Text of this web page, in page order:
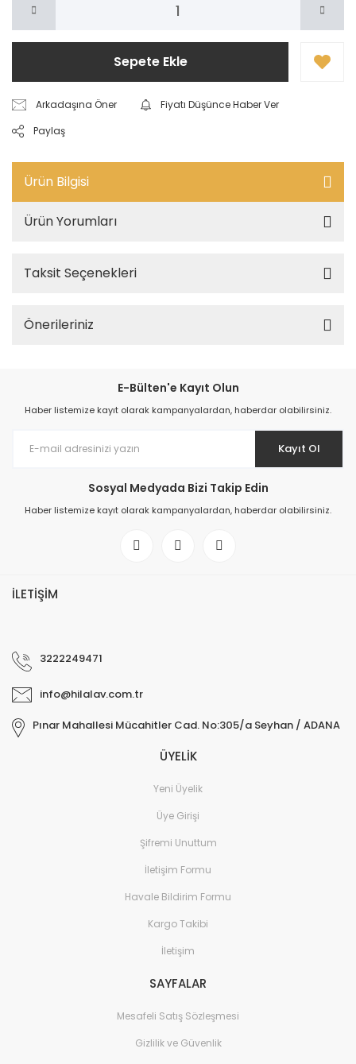
Sepete Ekle
Arkadaşına Öner
Fiyatı Düşünce Haber Ver
Paylaş
Ürün Bilgisi
Ürün Yorumları
Taksit Seçenekleri
Önerileriniz
E-Bülten'e Kayıt Olun
Haber listemize kayıt olarak kampanyalardan, haberdar olabilirsiniz.
Kayıt Ol
Sosyal Medyada Bizi Takip Edin
Haber listemize kayıt olarak kampanyalardan, haberdar olabilirsiniz.
İLETİŞİM
3222249471
info@hilalav.com.tr
Pınar Mahallesi Mücahitler Cad. No:305/a Seyhan / ADANA
ÜYELİK
Yeni Üyelik
Üye Girişi
Şifremi Unuttum
İletişim Formu
Havale Bildirim Formu
Kargo Takibi
İletişim
SAYFALAR
Mesafeli Satış Sözleşmesi
Gizlilik ve Güvenlik